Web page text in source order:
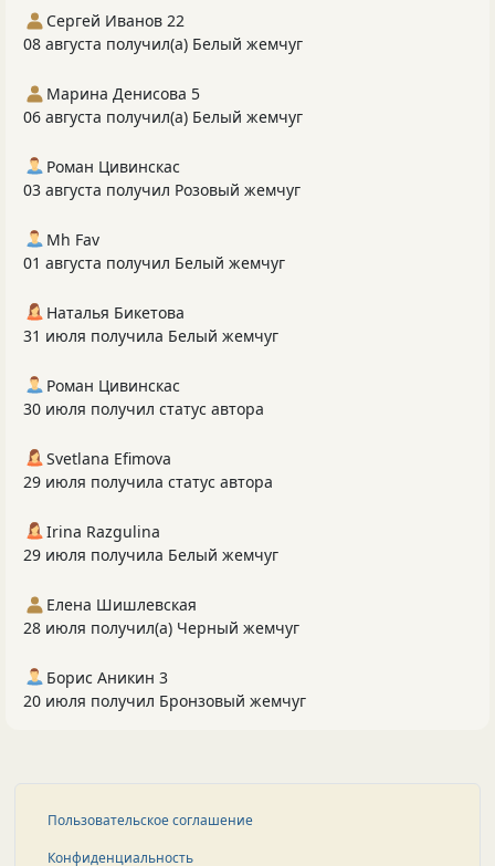
Сергей Иванов 22
08 августа получил(а) Белый жемчуг
Марина Денисова 5
06 августа получил(а) Белый жемчуг
Роман Цивинскас
03 августа получил Розовый жемчуг
Mh Fav
01 августа получил Белый жемчуг
Наталья Бикетова
31 июля получила Белый жемчуг
Роман Цивинскас
30 июля получил статус автора
Svetlana Efimova
29 июля получила статус автора
Irina Razgulina
29 июля получила Белый жемчуг
Елена Шишлевская
28 июля получил(а) Черный жемчуг
Борис Аникин 3
20 июля получил Бронзовый жемчуг
Пользовательское соглашение
Конфиденциальность